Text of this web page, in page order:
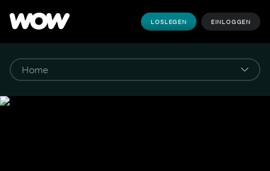
LOSLEGEN EINLOGGEN